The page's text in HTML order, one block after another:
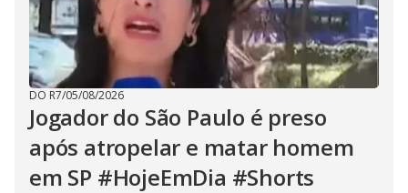
DO R7/05/08/2026
Jogador do São Paulo é preso
após atropelar e matar homem
em SP #HojeEmDia #Shorts